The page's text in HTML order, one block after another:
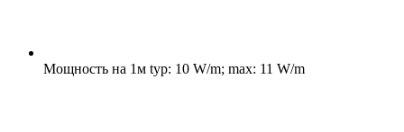
Мощность на 1м typ: 10 W/m; max: 11 W/m